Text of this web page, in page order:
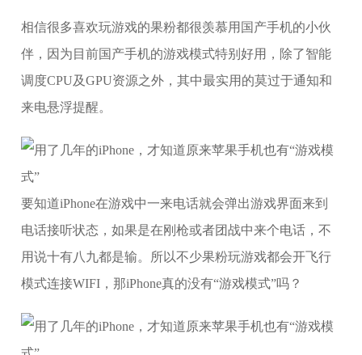
相信很多喜欢玩游戏的果粉都很羡慕用国产手机的小伙
伴，因为目前国产手机的游戏模式特别好用，除了智能
调度CPU及GPU资源之外，其中最实用的莫过于通知和
来电悬浮提醒。
要知道iPhone在游戏中一来电话就会弹出游戏界面来到
电话接听状态，如果是在刚枪或者团战中来个电话，不
用说十有八九都是输。所以不少果粉玩游戏都会开飞行
模式连接WIFI，那iPhone真的没有“游戏模式”吗？